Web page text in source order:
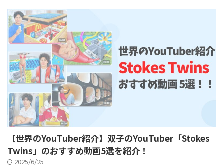
【世界のYouTuber紹介】双子のYouTuber「Stokes
Twins」のおすすめ動画5選を紹介！
2025/6/25